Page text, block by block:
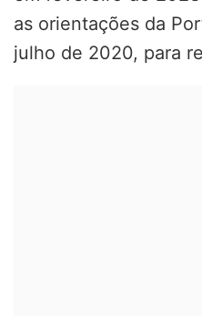
as orientações da
julho de 2020, para